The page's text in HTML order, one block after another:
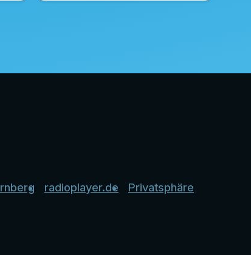
radioplayer.de
Privatsphäre